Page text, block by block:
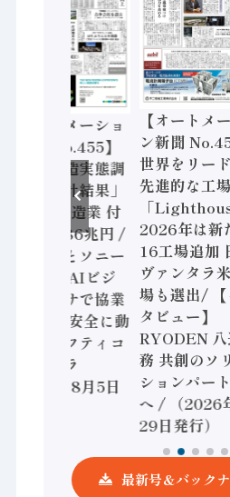
【オートメーショ
ン新聞 No.455】
「経済構造実態調
査二次集計結果」
2024年製造業 付
加価値額86兆円 /
三菱電機とソニー
セミコン AIビジ
ョンセンサで協業
/ IDEC、安全に動
かすセーフティコ
ントローラ
（2026年8月5日
【オートメ
ン新聞
世界をリー
先進的な工場
「
2026年は新
16工場追加
ヴァンタラ
場も選出/ 【
タビュー】
RYODEN
務 共創のソ
ションパー
へ / （2026
29日発行）
最新号＆バック